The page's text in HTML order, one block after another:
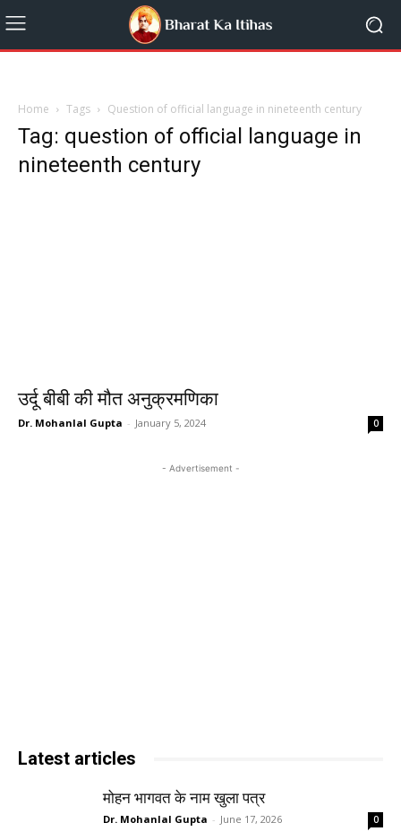
Home Tags Question of official language in nineteenth century
Tag: question of official language in
nineteenth century
उर्दू बीबी की मौत अनुक्रमणिका
Dr. Mohanlal Gupta - January 5, 2024 0
- Advertisement -
Latest articles
मोहन भागवत के नाम खुला पत्र
Dr. Mohanlal Gupta - June 17, 2026 0